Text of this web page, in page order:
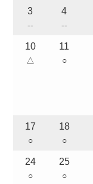
3
--
4
--
10
△
11
○
17
○
18
○
24
○
25
○